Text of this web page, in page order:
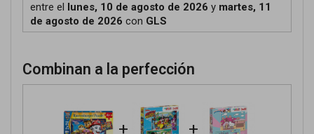
entre el lunes, 10 de agosto de 2026 y martes, 11
de agosto de 2026 con GLS
Combinan a la perfección
+ +